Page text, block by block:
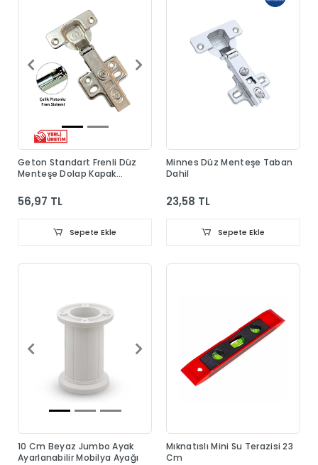
Geton Standart Frenli Düz
Menteşe Dolap Kapak
56,97 TL
Sepete Ekle
Minnes Düz Menteşe Taban
Dahil
23,58 TL
Sepete Ekle
10 Cm Beyaz Jumbo Ayak
Ayarlanabilir Mobilya Ayağı
Mıknatıslı Mini Su Terazisi 23
Cm